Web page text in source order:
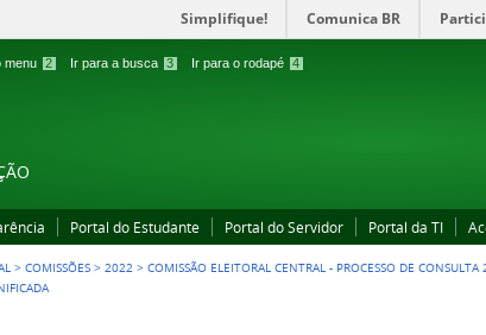
Simplifique! Comunica BR
menu 2 Ir para a busca 3 Ir para o rodapé 4
Portal do Estudante Portal do Servidor Portal da TI
>COMISSÕES >2022 >COMISSÃO ELEITORAL CENTRAL - PROCESSO DE CONSULTA